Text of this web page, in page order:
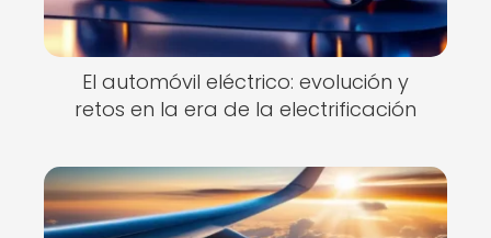
El automóvil eléctrico: evolución y
retos en la era de la electrificación